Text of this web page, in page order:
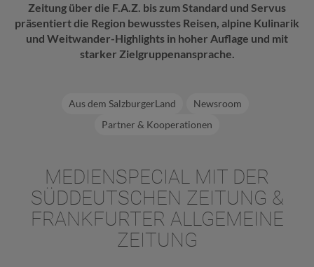
Zeitung über die F.A.Z. bis zum Standard und Servus
präsentiert die Region bewusstes Reisen, alpine Kulinarik
und Weitwander-Highlights in hoher Auflage und mit
starker Zielgruppenansprache.
Aus dem SalzburgerLand
Newsroom
Partner & Kooperationen
MEDIENSPECIAL MIT DER
SÜDDEUTSCHEN ZEITUNG &
FRANKFURTER ALLGEMEINE
ZEITUNG